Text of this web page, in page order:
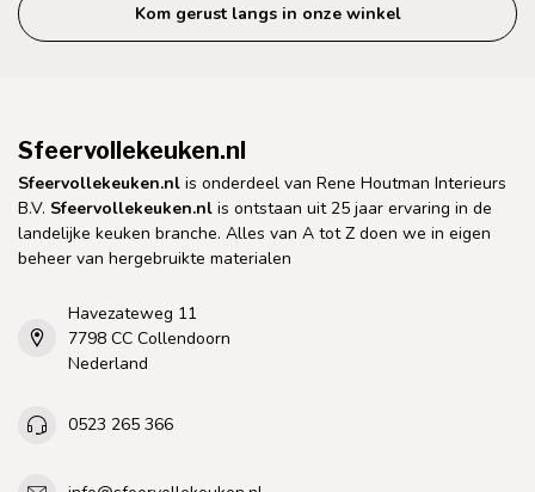
Kom gerust langs in onze winkel
Sfeervollekeuken.nl
Sfeervollekeuken.nl is onderdeel van Rene Houtman Interieurs
B.V. Sfeervollekeuken.nl is ontstaan uit 25 jaar ervaring in de
landelijke keuken branche. Alles van A tot Z doen we in eigen
beheer van hergebruikte materialen
Havezateweg 11
7798 CC Collendoorn
Nederland
0523 265 366